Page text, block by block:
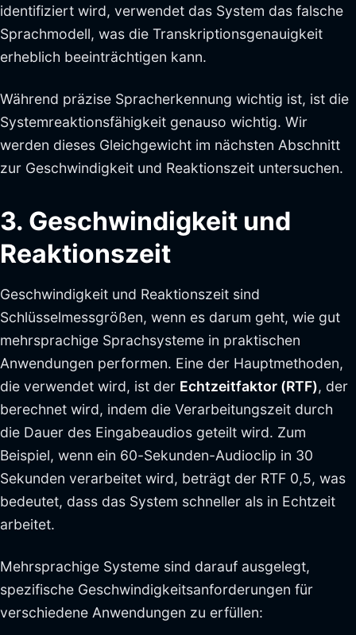
identifiziert wird, verwendet das System das falsche
Sprachmodell, was die Transkriptionsgenauigkeit
erheblich beeinträchtigen kann.
Während präzise Spracherkennung wichtig ist, ist die
Systemreaktionsfähigkeit genauso wichtig. Wir
werden dieses Gleichgewicht im nächsten Abschnitt
zur Geschwindigkeit und Reaktionszeit untersuchen.
3. Geschwindigkeit und
Reaktionszeit
Geschwindigkeit und Reaktionszeit sind
Schlüsselmessgrößen, wenn es darum geht, wie gut
mehrsprachige Sprachsysteme in praktischen
Anwendungen performen. Eine der Hauptmethoden,
die verwendet wird, ist der Echtzeitfaktor (RTF), der
berechnet wird, indem die Verarbeitungszeit durch
die Dauer des Eingabeaudios geteilt wird. Zum
Beispiel, wenn ein 60-Sekunden-Audioclip in 30
Sekunden verarbeitet wird, beträgt der RTF 0,5, was
bedeutet, dass das System schneller als in Echtzeit
arbeitet.
Mehrsprachige Systeme sind darauf ausgelegt,
spezifische Geschwindigkeitsanforderungen für
verschiedene Anwendungen zu erfüllen: